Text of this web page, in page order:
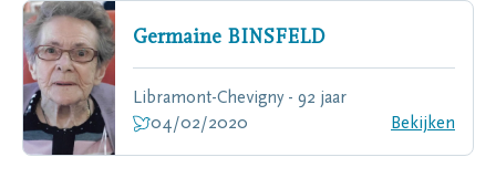
Germaine BINSFELD
Libramont-Chevigny - 92 jaar
04/02/2020
Bekijken